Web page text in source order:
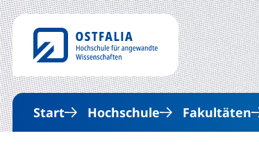
Start Hochschule Fakultäten